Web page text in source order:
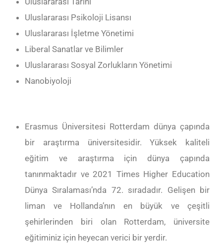
Uluslararası Psikoloji Lisansı
Uluslararası İşletme Yönetimi
Liberal Sanatlar ve Bilimler
Uluslararası Sosyal Zorlukların Yönetimi
Nanobiyoloji
Erasmus Üniversitesi Rotterdam dünya çapında
bir araştırma üniversitesidir. Yüksek kaliteli
eğitim ve araştırma için dünya çapında
tanınmaktadır ve 2021 Times Higher Education
Dünya Sıralaması’nda 72. sıradadır. Gelişen bir
liman ve Hollanda’nın en büyük ve çeşitli
şehirlerinden biri olan Rotterdam, üniversite
eğitiminiz için heyecan verici bir yerdir.